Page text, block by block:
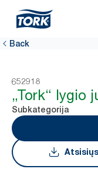
Back
652918
„Tork“ lygio
Subkategorija